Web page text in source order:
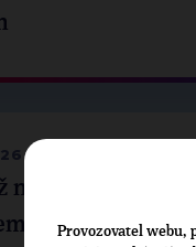
není ve zprávě
Pospíšil:
Provozovatel webu,